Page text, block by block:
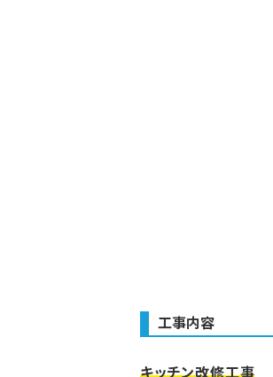
工事内容
キッチン改修工事